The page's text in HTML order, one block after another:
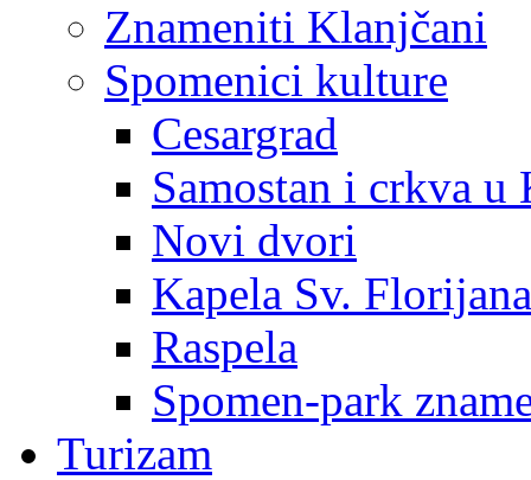
Znameniti Klanjčani
Spomenici kulture
Cesargrad
Samostan i crkva u
Novi dvori
Kapela Sv. Florijana
Raspela
Spomen-park
Turizam